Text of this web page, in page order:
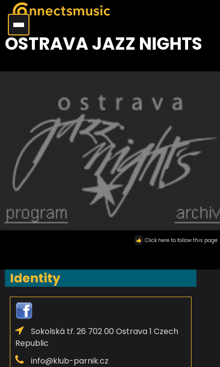
OSTRAVA JAZZ NIGHTS
Click here to follow this page
Identity
Sokolská tř. 26 702 00 Ostrava 1 Czech
Republic
info@klub-parnik.cz